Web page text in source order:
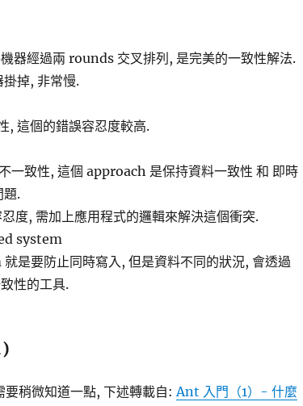
經過兩 rounds 交叉排列, 是完美的一致性解法.
掉, 非常慢.
, 這個的錯誤容忍度較高.
一致性, 這個 approach 是保持資料一致性 和 即時
題.
度, 需加上應用程式的邏輯來解決這個衝突.
system
是要防止同時寫入, 但是資料不同的狀況, 會透過
性的工具.
稍微知道一點, 下述轉載自:Ant 入門（1）- 什麼